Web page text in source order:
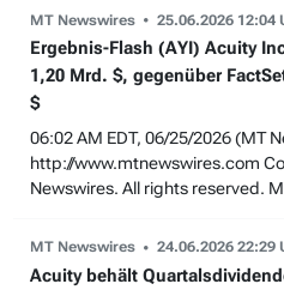
MT Newswires 25.06.2026 12:04
Ergebnis-Flash (AYI) Acuity
1,20 Mrd. $, gegenüber
$
06:02 AM EDT, 06/25/2026 (MT
http://www.mtnewswires.com
Newswires. All rights reserved.
MT Newswires 24.06.2026 22:29
Acuity behält